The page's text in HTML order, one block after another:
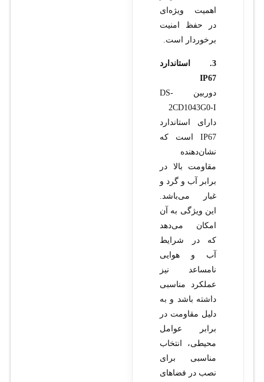
اهمیت ویژه‌ای
در حفظ امنیت
برخوردار است.
3. استاندارد
IP67
دوربین DS-
2CD1043G0-I
دارای استاندارد
IP67 است که
نشان‌دهنده
مقاومت بالا در
برابر آب و گرد و
غبار می‌باشد.
این ویژگی به آن
امکان می‌دهد
که در شرایط
آب و هوایی
نامساعد نیز
عملکرد مناسبی
داشته باشد و به
دلیل مقاومت در
برابر عوامل
محیطی، انتخاب
مناسبی برای
نصب در فضاهای